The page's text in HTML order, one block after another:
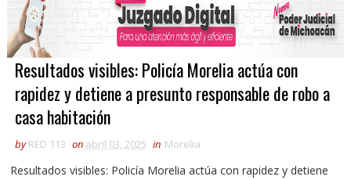
Resultados visibles: Policía Morelia actúa con
rapidez y detiene a presunto responsable de robo a
casa habitación
by RED 113 on abril 03, 2025 in Morelia
Resultados visibles: Policía Morelia actúa con rapidez y detiene